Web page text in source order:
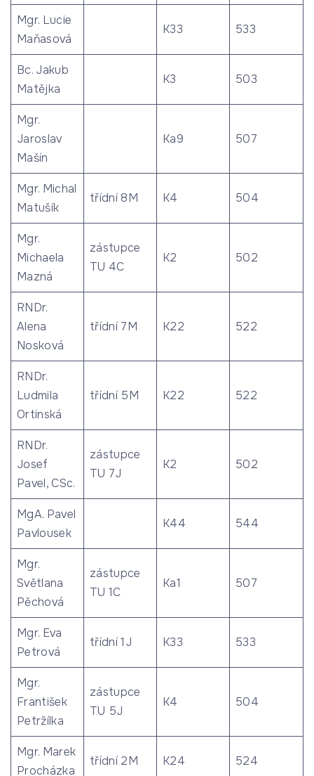
Mgr. Lucie
Maňasová
K33 533
Bc. Jakub
Matějka
K3 503
Mgr.
Jaroslav
Mašín
Ka9 507
Mgr. Michal
Matušík
třídní 8M K4 504
Mgr.
Michaela
Mazná
zástupce
TU 4C
K2 502
RNDr.
Alena
Nosková
třídní 7M K22 522
RNDr.
Ludmila
Ortinská
třídní 5M K22 522
RNDr.
Josef
Pavel, CSc.
zástupce
TU 7J
K2 502
MgA. Pavel
Pavlousek
K44 544
Mgr.
Světlana
Pěchová
zástupce
TU 1C
Ka1 507
Mgr. Eva
Petrová
třídní 1J K33 533
Mgr.
František
Petržílka
zástupce
TU 5J
K4 504
Mgr. Marek
Procházka
třídní 2M K24 524